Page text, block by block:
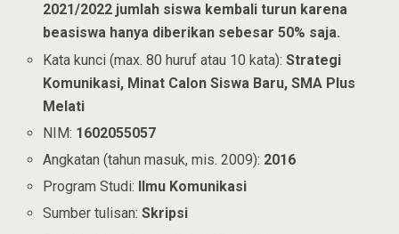
2021/2022 jumlah siswa kembali turun karena
beasiswa hanya diberikan sebesar 50% saja.
Kata kunci (max. 80 huruf atau 10 kata):Strategi
Komunikasi, Minat Calon Siswa Baru, SMA Plus
Melati
NIM: 1602055057
Angkatan (tahun masuk, mis. 2009): 2016
Program Studi: Ilmu Komunikasi
Sumber tulisan:Skripsi